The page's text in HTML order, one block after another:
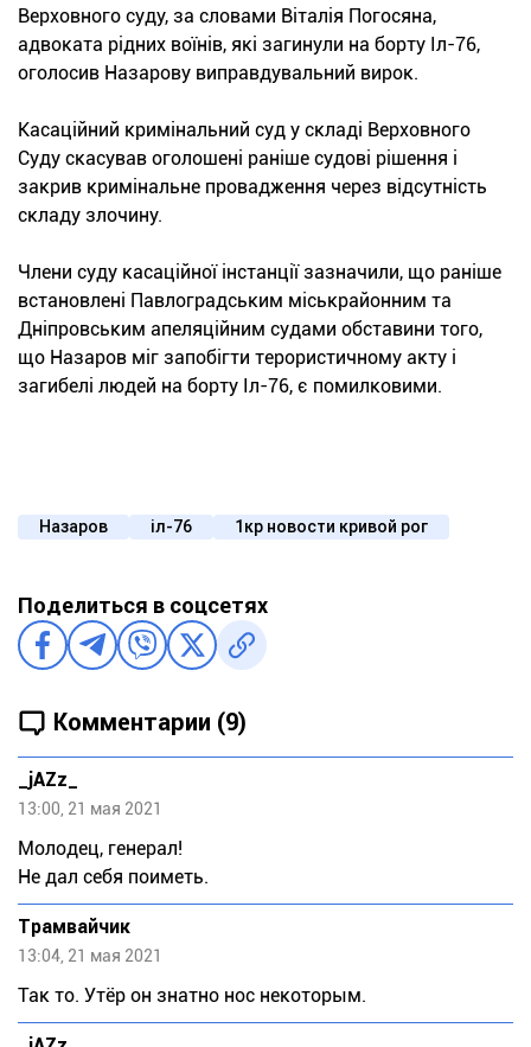
Верховного суду, за словами Віталія Погосяна,
адвоката рідних воїнів, які загинули на борту Іл-76,
оголосив Назарову виправдувальний вирок.
Касаційний кримінальний суд у складі Верховного
Суду скасував оголошені раніше судові рішення і
закрив кримінальне провадження через відсутність
складу злочину.
Члени суду касаційної інстанції зазначили, що раніше
встановлені Павлоградським міськрайонним та
Дніпровським апеляційним судами обставини того,
що Назаров міг запобігти терористичному акту і
загибелі людей на борту Іл-76, є помилковими.
Назаров іл-76 1кр новости кривой рог
Поделиться в соцсетях
Комментарии (9)
_jAZz_
13:00, 21 мая 2021
Молодец, генерал!
Не дал себя поиметь.
Трамвайчик
13:04, 21 мая 2021
Так то. Утёр он знатно нос некоторым.